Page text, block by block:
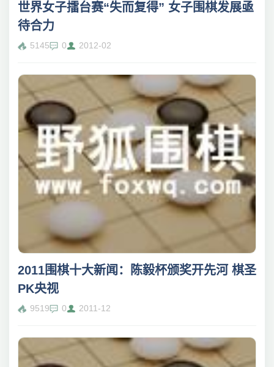
世界女子擂台赛“失而复得” 女子围棋发展亟
待合力
5145 0 2012-02
2011围棋十大新闻：陈毅杯颁奖开先河 棋圣
PK央视
9519 0 2011-12